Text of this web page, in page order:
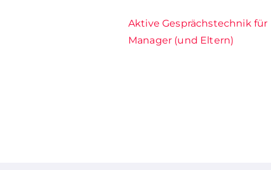
Aktive Gesprächstechnik für
Manager (und Eltern)